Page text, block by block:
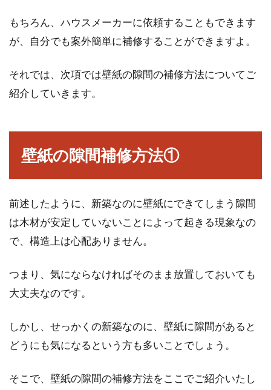
アパートなどの賃貸生活が長いと、夏や冬には
ハプニングに...
き？主婦の収納術から学ぶ
アパートなどの不動産を長年所有している人に
う。その空室...
い！正しい電話の仕方
どい場合など、管理会社に電話で連絡したい場
合があるかも...
もちろん、ハウスメーカーに依頼することもできます
が、自分でも案外簡単に補修することができますよ。
それでは、次項では壁紙の隙間の補修方法についてご
紹介していきます。
壁紙の隙間補修方法①
前述したように、新築なのに壁紙にできてしまう隙間
は木材が安定していないことによって起きる現象なの
で、構造上は心配ありません。
つまり、気にならなければそのまま放置しておいても
大丈夫なのです。
しかし、せっかくの新築なのに、壁紙に隙間があると
どうにも気になるという方も多いことでしょう。
そこで、壁紙の隙間の補修方法をここでご紹介いたし